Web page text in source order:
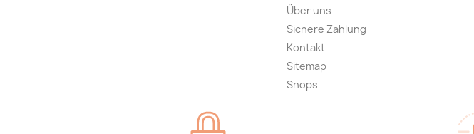
Über uns
Sichere Zahlung
Kontakt
Sitemap
Shops